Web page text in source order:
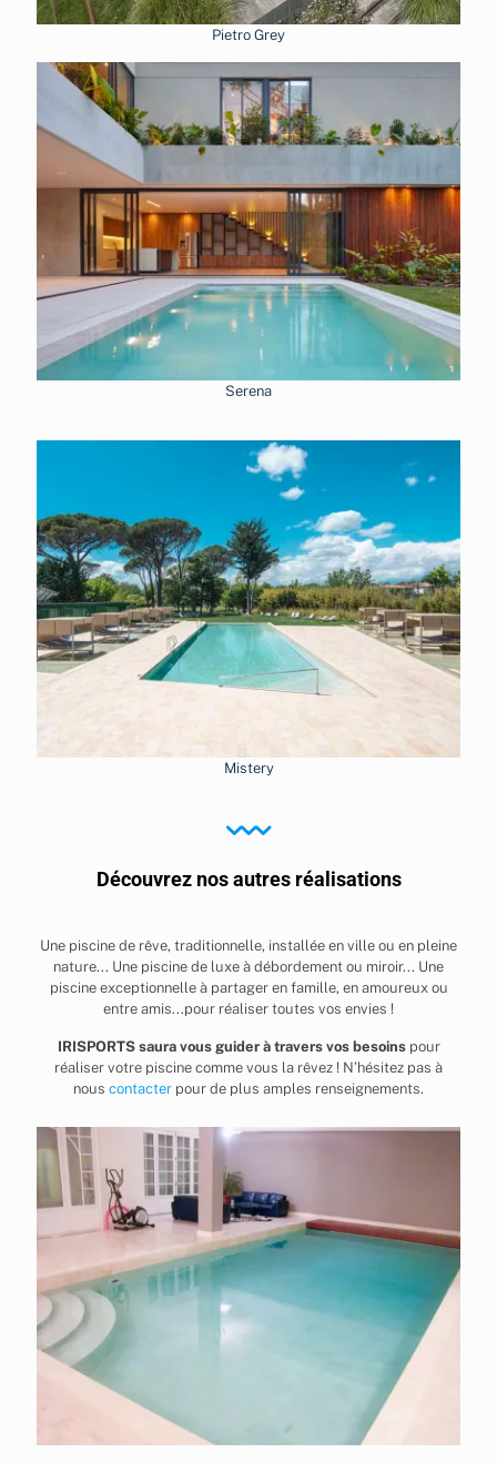
Pietro Grey
Serena
Mistery
Découvrez nos autres réalisations
Une piscine de rêve, traditionnelle, installée en ville ou en pleine
nature... Une piscine de luxe à débordement ou miroir... Une
piscine exceptionnelle à partager en famille, en amoureux ou
entre amis...pour réaliser toutes vos envies !
IRISPORTS saura vous guider à travers vos besoinspour
réaliser votre piscine comme vous la rêvez ! N’hésitez pas à
nous contacter pour de plus amples renseignements.